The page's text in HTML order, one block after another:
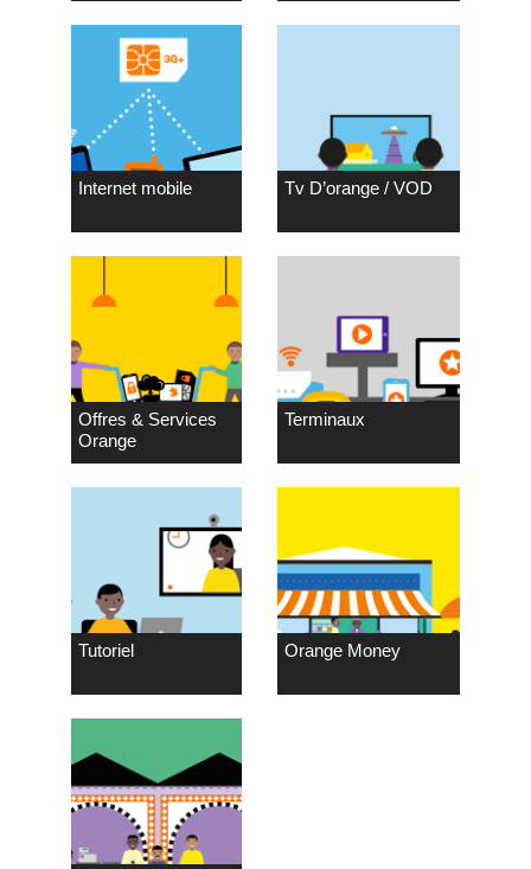
Internet mobile Tv D’orange / VOD
Offres & Services
Orange
Terminaux
Tutoriel Orange Money